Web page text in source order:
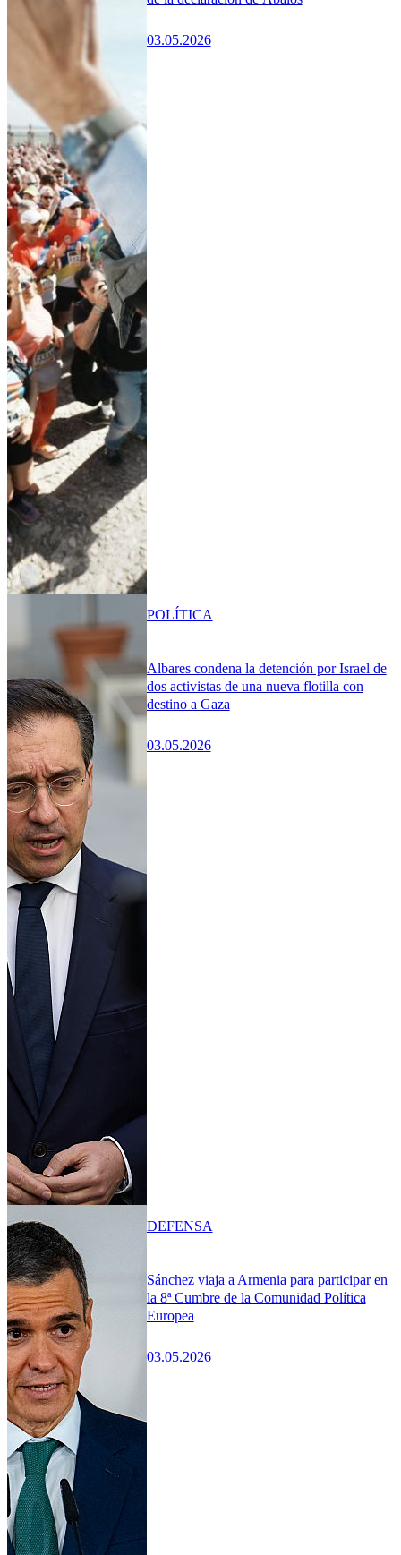
03.05.2026
Albares condena la detención por Israel de
dos activistas de una nueva flotilla con
destino a Gaza
03.05.2026
POLÍTICA
Sánchez viaja a Armenia para participar en
la 8ª Cumbre de la Comunidad Política
Europea
03.05.2026
DEFENSA